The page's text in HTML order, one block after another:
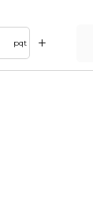
pqt +
Tilføj til kurv